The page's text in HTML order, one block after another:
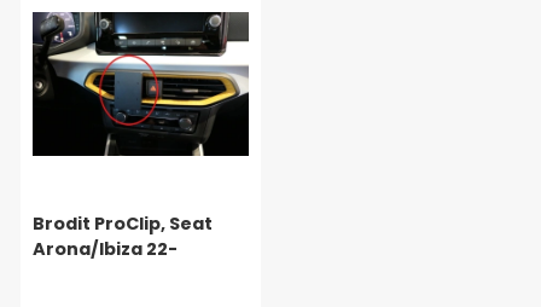
Brodit ProClip, Seat
Arona/Ibiza 22-